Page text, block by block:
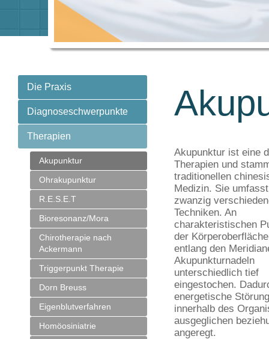
Die Praxis
Diagnoseschwerpunkte
Therapien
Akupunktur
Ohrakupunktur
R.E.S.E.T
Bioresonanz/Mora
Chirotherapie nach
Ackermann
Triggerpunkt Therapie
Dorn Breuss
Eigenblutverfahren
Homöosiniatrie
Akupunktur ist eine
Therapien und
traditionellen
Medizin. Sie
zwanzig
Techniken. An
charakteristischen
der
entlang den
Akupunkturnadeln
unterschiedlich tief
eingestochen.
energetische
innerhalb des
ausgeglichen
angeregt.